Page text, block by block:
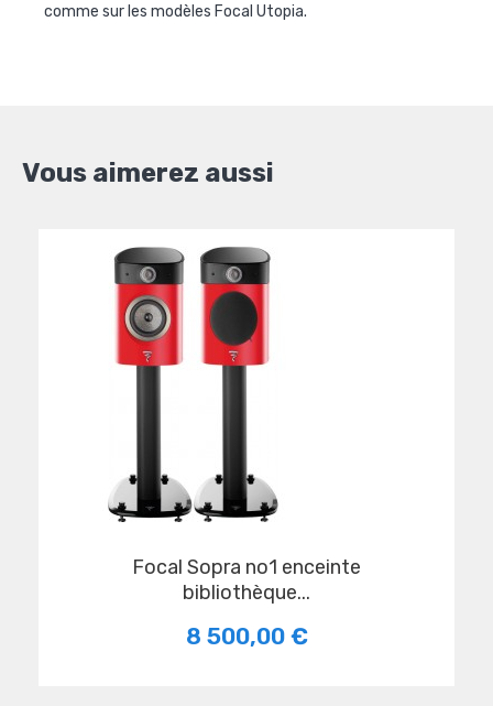
comme sur les modèles Focal Utopia.
Vous aimerez aussi
Focal Sopra no1 enceinte
bibliothèque...
8 500,00 €